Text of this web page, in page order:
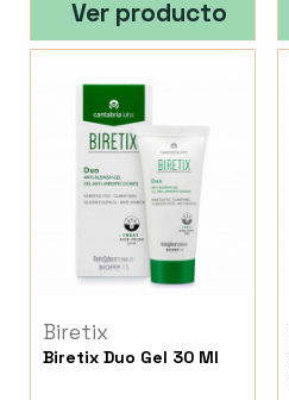
Ver producto
Biretix
Biretix Duo Gel 30 Ml